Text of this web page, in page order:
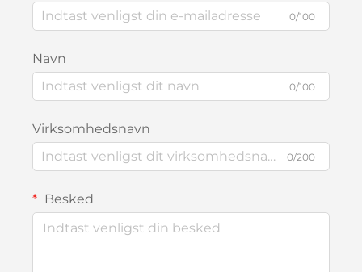
0/100
Navn
0/100
Virksomhedsnavn
0/200
Besked